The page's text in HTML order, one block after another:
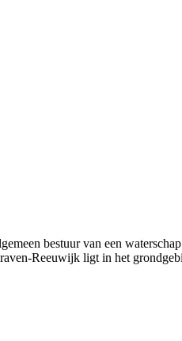
bestuur van een
Reeuwijk ligt in het